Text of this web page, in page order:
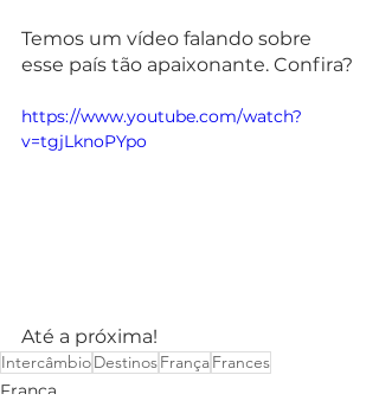
Temos um vídeo falando sobre
esse país tão apaixonante. Confira?
https://www.youtube.com/watch?
v=tgjLknoPYpo
Até a próxima!
IntercâmbioDestinosFrançaFrances
França